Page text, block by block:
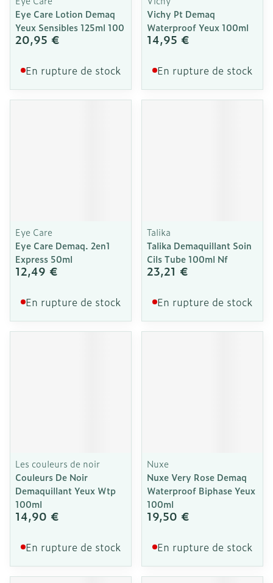
Eye Care Lotion Demaq
Yeux Sensibles 125ml 100
20,95 €
En rupture de stock
Vichy Pt Demaq
Waterproof Yeux 100ml
14,95 €
En rupture de stock
Eye Care
Eye Care Demaq. 2en1
Express 50ml
12,49 €
En rupture de stock
Talika
Talika Demaquillant Soin
Cils Tube 100ml Nf
23,21 €
En rupture de stock
Les couleurs de noir
Couleurs De Noir
Demaquillant Yeux Wtp
100ml
14,90 €
En rupture de stock
Nuxe
Nuxe Very Rose Demaq
Waterproof Biphase Yeux
100ml
19,50 €
En rupture de stock